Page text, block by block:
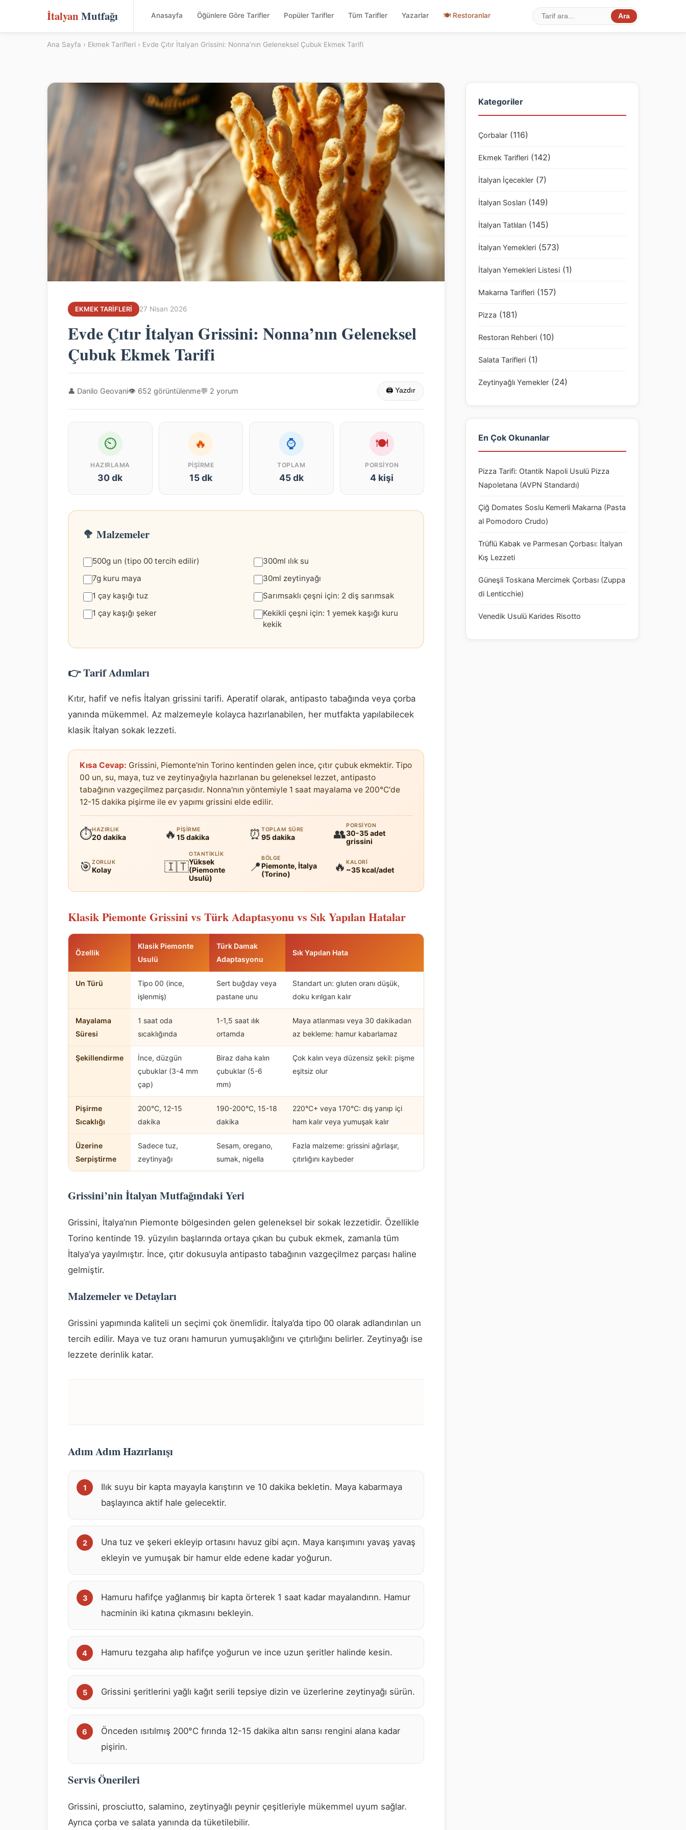
İtalyan Mutfağı Anasayfa Öğünlere Göre Tarifler Popüler Tarifler Tüm Tarifler Yazarlar 🍽 Restoranlar Ara
Ana Sayfa › Ekmek Tarifleri › Evde Çıtır İtalyan Grissini: Nonna’nın Geleneksel Çubuk Ekmek Tarifi
EKMEK TARIFLERI 27 Nisan 2026
Evde Çıtır İtalyan Grissini: Nonna’nın Geleneksel
Çubuk Ekmek Tarifi
👤 Danilo Geovani👁 652 görüntülenme💬 2 yorum 🖨 Yazdır
⏲
HAZIRLAMA
30 dk
🔥
PIŞIRME
15 dk
⌚
TOPLAM
45 dk
🍽
PORSIYON
4 kişi
🥦 Malzemeler
500g un (tipo 00 tercih edilir)
7g kuru maya
1 çay kaşığı tuz
1 çay kaşığı şeker
300ml ılık su
30ml zeytinyağı
Sarımsaklı çeşni için: 2 diş sarımsak
Kekikli çeşni için: 1 yemek kaşığı kuru
kekik
👉 Tarif Adımları
Kıtır, hafif ve nefis İtalyan grissini tarifi. Aperatif olarak, antipasto tabağında veya çorba
yanında mükemmel. Az malzemeyle kolayca hazırlanabilen, her mutfakta yapılabilecek
klasik İtalyan sokak lezzeti.
Kısa Cevap: Grissini, Piemonte'nin Torino kentinden gelen ince, çıtır çubuk ekmektir. Tipo
00 un, su, maya, tuz ve zeytinyağıyla hazırlanan bu geleneksel lezzet, antipasto
tabağının vazgeçilmez parçasıdır. Nonna'nın yöntemiyle 1 saat mayalama ve 200°C'de
12-15 dakika pişirme ile ev yapımı grissini elde edilir.
⏱HAZIRLIK
20 dakika 🔥 PIŞIRME
15 dakika ⏰ TOPLAM SÜRE
95 dakika 👥
PORSIYON
30-35 adet
grissini
🎯 ZORLUK
Kolay 🇮🇹
OTANTIKLIK
Yüksek
(Piemonte
Usulü)
📍
BÖLGE
Piemonte, İtalya
(Torino)
🔥 KALORI
~35 kcal/adet
Klasik Piemonte Grissini vs Türk Adaptasyonu vs Sık Yapılan Hatalar
Özellik
Klasik Piemonte
Usulü
Türk Damak
Adaptasyonu
Sık Yapılan Hata
Un Türü
Tipo 00 (ince,
işlenmiş)
Sert buğday veya
pastane unu
Standart un: gluten oranı düşük,
doku kırılgan kalır
Mayalama
Süresi
1 saat oda
sıcaklığında
1-1,5 saat ılık
ortamda
Maya atlanması veya 30 dakikadan
az bekleme: hamur kabarlamaz
Şekillendirme
İnce, düzgün
çubuklar (3-4 mm
çap)
Biraz daha kalın
çubuklar (5-6
mm)
Çok kalın veya düzensiz şekil: pişme
eşitsiz olur
Pişirme
Sıcaklığı
200°C, 12-15
dakika
190-200°C, 15-18
dakika
220°C+ veya 170°C: dış yanıp içi
ham kalır veya yumuşak kalır
Üzerine
Serpiştirme
Sadece tuz,
zeytinyağı
Sesam, oregano,
sumak, nigella
Fazla malzeme: grissini ağırlaşır,
çıtırlığını kaybeder
Grissini’nin İtalyan Mutfağındaki Yeri
Grissini, İtalya’nın Piemonte bölgesinden gelen geleneksel bir sokak lezzetidir. Özellikle
Torino kentinde 19. yüzyılın başlarında ortaya çıkan bu çubuk ekmek, zamanla tüm
İtalya’ya yayılmıştır. İnce, çıtır dokusuyla antipasto tabağının vazgeçilmez parçası haline
gelmiştir.
Malzemeler ve Detayları
Grissini yapımında kaliteli un seçimi çok önemlidir. İtalya’da tipo 00 olarak adlandırılan un
tercih edilir. Maya ve tuz oranı hamurun yumuşaklığını ve çıtırlığını belirler. Zeytinyağı ise
lezzete derinlik katar.
Adım Adım Hazırlanışı
Ilık suyu bir kapta mayayla karıştırın ve 10 dakika bekletin. Maya kabarmaya
başlayınca aktif hale gelecektir.
Una tuz ve şekeri ekleyip ortasını havuz gibi açın. Maya karışımını yavaş yavaş
ekleyin ve yumuşak bir hamur elde edene kadar yoğurun.
Hamuru hafifçe yağlanmış bir kapta örterek 1 saat kadar mayalandırın. Hamur
hacminin iki katına çıkmasını bekleyin.
Hamuru tezgaha alıp hafifçe yoğurun ve ince uzun şeritler halinde kesin.
Grissini şeritlerini yağlı kağıt serili tepsiye dizin ve üzerlerine zeytinyağı sürün.
Önceden ısıtılmış 200°C fırında 12-15 dakika altın sarısı rengini alana kadar
pişirin.
Servis Önerileri
Grissini, prosciutto, salamino, zeytinyağlı peynir çeşitleriyle mükemmel uyum sağlar.
Ayrıca çorba ve salata yanında da tüketilebilir.
Kategoriler
Çorbalar (116)
Ekmek Tarifleri (142)
İtalyan İçecekler (7)
İtalyan Sosları (149)
İtalyan Tatlıları (145)
İtalyan Yemekleri (573)
İtalyan Yemekleri Listesi (1)
Makarna Tarifleri (157)
Pizza (181)
Restoran Rehberi (10)
Salata Tarifleri (1)
Zeytinyağlı Yemekler (24)
En Çok Okunanlar
Pizza Tarifi: Otantik Napoli Usulü Pizza
Napoletana (AVPN Standardı)
Çiğ Domates Soslu Kemerli Makarna (Pasta
al Pomodoro Crudo)
Trüflü Kabak ve Parmesan Çorbası: İtalyan
Kış Lezzeti
Güneşli Toskana Mercimek Çorbası (Zuppa
di Lenticchie)
Venedik Usulü Karides Risotto